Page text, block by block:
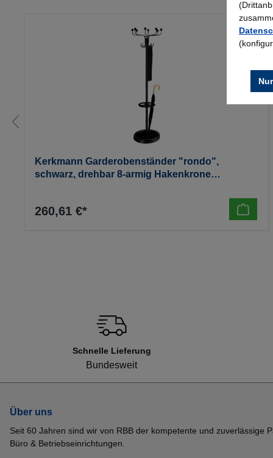
Kerkmann Garderobenständer "rondo",
schwarz, drehbar 8-armig Hakenkrone
260,61 €*
Schnelle Lieferung
Bundesweit
Über uns
Seit 60 Jahren sind wir von RBB der kompetente und zuverlässige
Büro & Betriebseinrichtungen.